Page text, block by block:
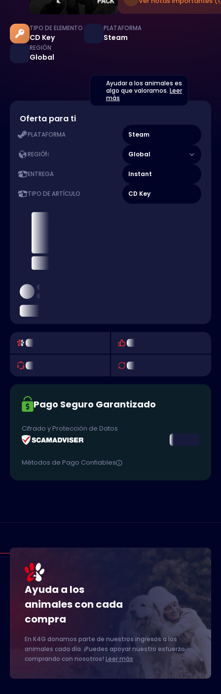
TIPO DE ELEMENTO
CD Key
PLATAFORMA
Steam
REGIÓN
Global
Ayudar a los animales es
algo que valoramos. Leer
más
Oferta para ti
PLATAFORMA Steam
REGIÓN Global
ENTREGA Instant
TIPO DE ARTÍCULO CD Key
Pago Seguro Garantizado
Cifrado y Protección de Datos
Métodos de Pago Confiables
Ayuda a los
animales con cada
compra
En K4G donamos parte de nuestros ingresos a los
animales cada día. ¡Puedes apoyar nuestro esfuerzo
comprando con nosotros! Leer más